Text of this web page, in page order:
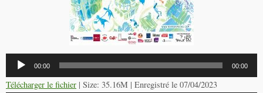
Lecteur
audio
00:00 00:00
Télécharger le fichier | Size: 35.16M | Enregistré le 07/04/2023